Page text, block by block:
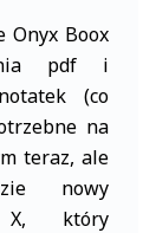
Onyx Boox
pdf i
(co
na
teraz, ale
nowy
X, który